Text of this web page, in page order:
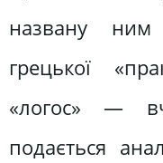
названу ним
грецької
«логос» —
подається